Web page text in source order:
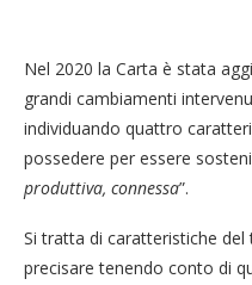
Nel 2020 la Carta è stata
grandi cambiamenti
individuando quattro
possedere per essere
produttiva, connessa”.
Si tratta di caratteristiche
precisare tenendo conto di